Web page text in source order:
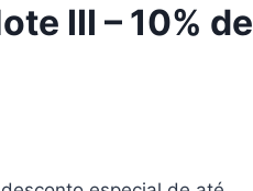
III – 10% de